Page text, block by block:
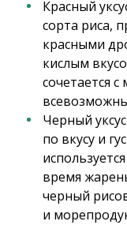
Красный
сорта риса,
красными
кислым
сочетается
Черный
по вкусу и
время
черный
и